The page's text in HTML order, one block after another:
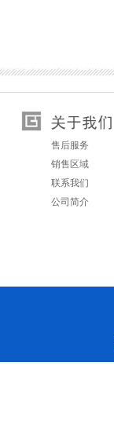
售后服务
销售区域
联系我们
公司简介